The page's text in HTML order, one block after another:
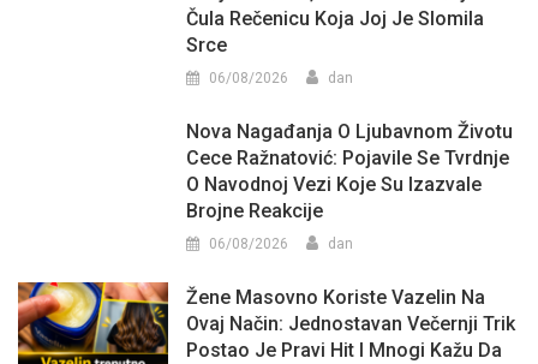
Čula Rečenicu Koja Joj Je Slomila
Srce
06/08/2026 dan
Nova Nagađanja O Ljubavnom Životu
Cece Ražnatović: Pojavile Se Tvrdnje
O Navodnoj Vezi Koje Su Izazvale
Brojne Reakcije
06/08/2026 dan
Žene Masovno Koriste Vazelin Na
Ovaj Način: Jednostavan Večernji Trik
Postao Je Pravi Hit I Mnogi Kažu Da